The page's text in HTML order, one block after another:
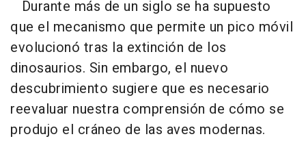
Durante más de un siglo se ha supuesto
que el mecanismo que permite un pico móvil
evolucionó tras la extinción de los
dinosaurios. Sin embargo, el nuevo
descubrimiento sugiere que es necesario
reevaluar nuestra comprensión de cómo se
produjo el cráneo de las aves modernas.